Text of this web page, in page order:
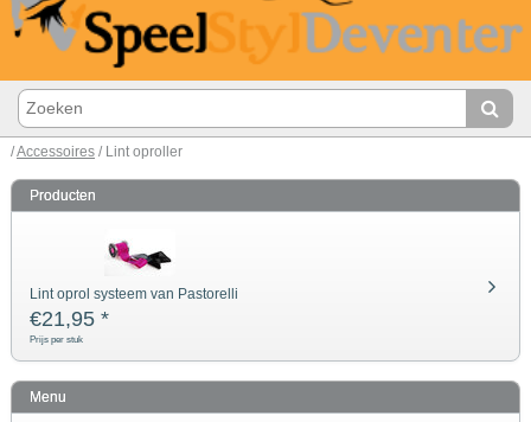
/Accessoires / Lint oproller
Producten
Lint oprol systeem van Pastorelli
€21,95 *
Prijs per stuk
Menu